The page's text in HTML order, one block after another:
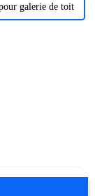
galerie de toit